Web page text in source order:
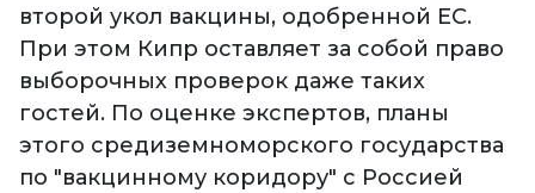
второй укол вакцины, одобренной ЕС.
При этом Кипр оставляет за собой право
выборочных проверок даже таких
гостей. По оценке экспертов, планы
этого средиземноморского государства
по "вакцинному коридору" с Россией